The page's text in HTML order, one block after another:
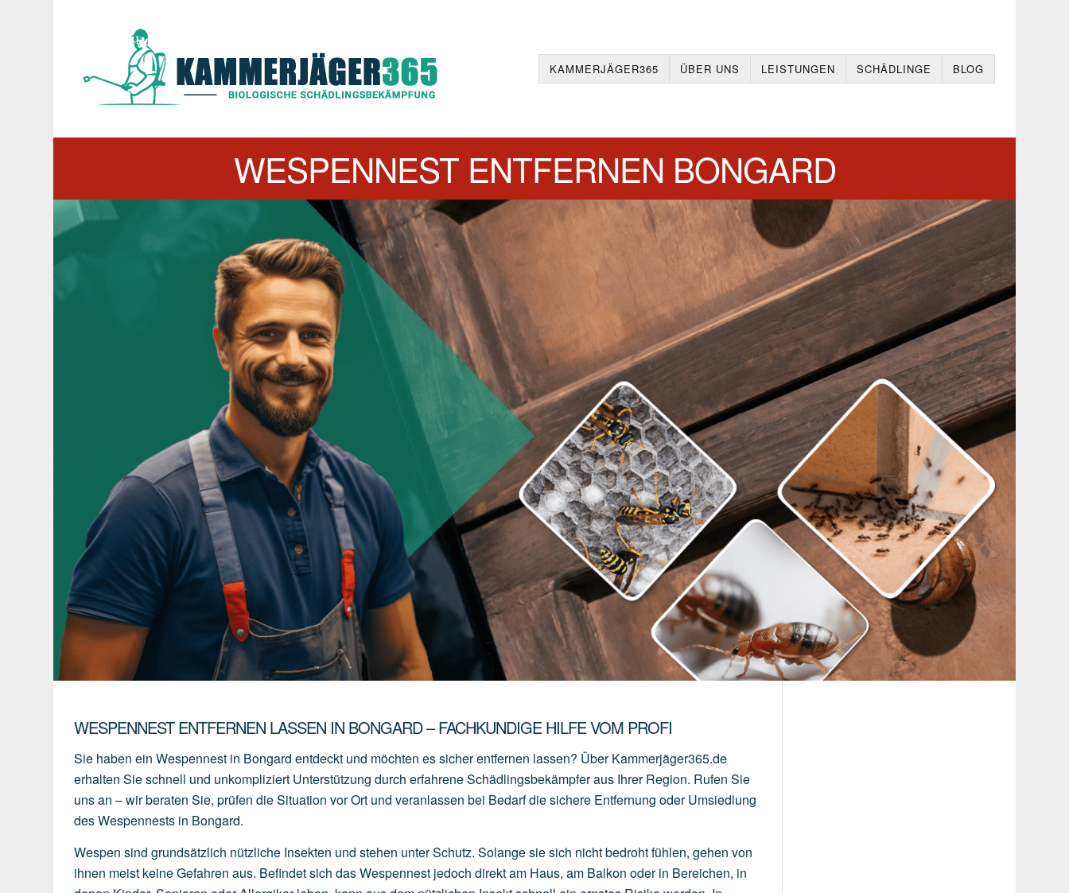
KAMMERJÄGER365 ÜBER UNS LEISTUNGEN SCHÄDLINGE BLOG
WESPENNEST ENTFERNEN BONGARD
WESPENNEST ENTFERNEN LASSEN IN BONGARD – FACHKUNDIGE HILFE VOM PROFI
Sie haben ein Wespennest in Bongard entdeckt und möchten es sicher entfernen lassen? Über Kammerjäger365.de
erhalten Sie schnell und unkompliziert Unterstützung durch erfahrene Schädlingsbekämpfer aus Ihrer Region. Rufen Sie
uns an – wir beraten Sie, prüfen die Situation vor Ort und veranlassen bei Bedarf die sichere Entfernung oder Umsiedlung
des Wespennests in Bongard.
Wespen sind grundsätzlich nützliche Insekten und stehen unter Schutz. Solange sie sich nicht bedroht fühlen, gehen von
ihnen meist keine Gefahren aus. Befindet sich das Wespennest jedoch direkt am Haus, am Balkon oder in Bereichen, in